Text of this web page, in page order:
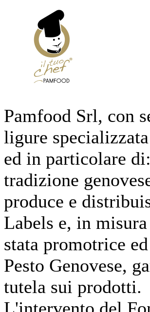
Pamfood Srl, con
ligure
ed in particolare
tradizione
produce e
Labels e, in
stata promotrice
Pesto Genovese,
tutela sui prodotti.